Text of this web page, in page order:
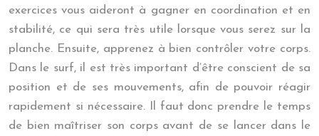
exercices vous aideront à gagner en coordination et en
stabilité, ce qui sera très utile lorsque vous serez sur la
planche. Ensuite, apprenez à bien contrôler votre corps.
Dans le surf, il est très important d’être conscient de sa
position et de ses mouvements, afin de pouvoir réagir
rapidement si nécessaire. Il faut donc prendre le temps
de bien maîtriser son corps avant de se lancer dans le